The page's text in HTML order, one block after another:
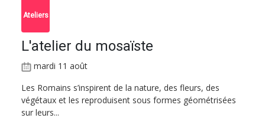
Ateliers
L'atelier du mosaïste
mardi 11 août
Les Romains s’inspirent de la nature, des fleurs, des
végétaux et les reproduisent sous formes géométrisées
sur leurs...